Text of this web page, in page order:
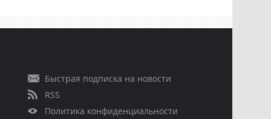
Быстрая подписка на новости
RSS
Политика конфиденциальности